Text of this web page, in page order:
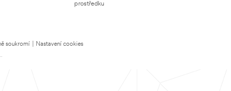
prostředku
soukromí
Nastavení cookies